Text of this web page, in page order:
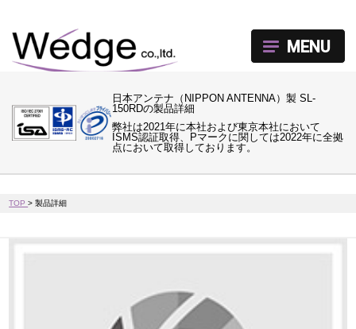
日本アンテナ（NIPPON ANTENNA）製 SL-
150RDの製品詳細
弊社は2021年に本社および東京本社において
ISMS認証取得、Pマークに関しては2022年に全拠
点において取得しております。
MENU
TOP>製品詳細